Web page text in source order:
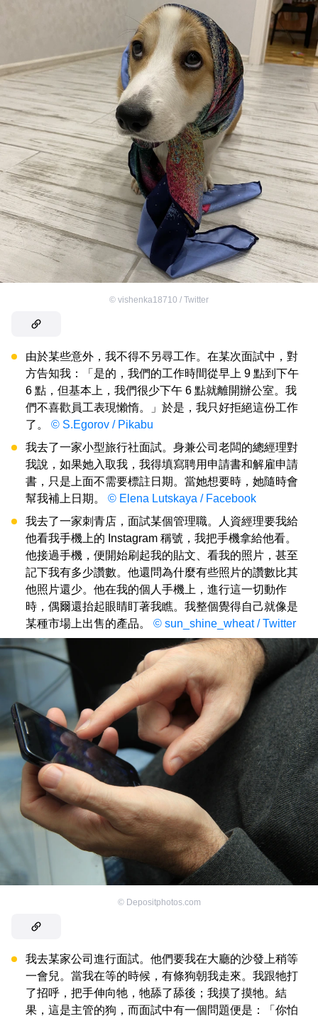
© vishenka18710 / Twitter
由於某些意外，我不得不另尋工作。在某次面試中，對
方告知我：「是的，我們的工作時間從早上 9 點到下午
6 點，但基本上，我們很少下午 6 點就離開辦公室。我
們不喜歡員工表現懶惰。」於是，我只好拒絕這份工作
了。 © S.Egorov / Pikabu
我去了一家小型旅行社面試。身兼公司老闆的總經理對
我說，如果她入取我，我得填寫聘用申請書和解雇申請
書，只是上面不需要標註日期。當她想要時，她隨時會
幫我補上日期。 © Elena Lutskaya / Facebook
我去了一家刺青店，面試某個管理職。人資經理要我給
他看我手機上的 Instagram 稱號，我把手機拿給他看。
他接過手機，便開始刷起我的貼文、看我的照片，甚至
記下我有多少讚數。他還問為什麼有些照片的讚數比其
他照片還少。他在我的個人手機上，進行這一切動作
時，偶爾還抬起眼睛盯著我瞧。我整個覺得自己就像是
某種市場上出售的產品。 © sun_shine_wheat / Twitter
© Depositphotos.com
我去某家公司進行面試。他們要我在大廳的沙發上稍等
一會兒。當我在等的時候，有條狗朝我走來。我跟牠打
了招呼，把手伸向牠，牠舔了舔後；我摸了摸牠。結
果，這是主管的狗，而面試中有一個問題便是：「你怕